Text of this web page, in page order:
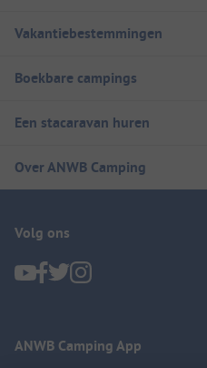
Vakantiebestemmingen
Boekbare campings
Een stacaravan huren
Over ANWB Camping
Volg ons
ANWB Camping App